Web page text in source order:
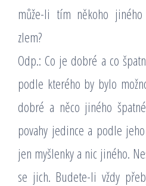
může-li tím někoho
zlem?
Odp.: Co je dobré a co
podle kterého by bylo
dobré a něco jiného
povahy jedince a podle
jen myšlenky a nic jiného.
se jich. Budete-li vždy